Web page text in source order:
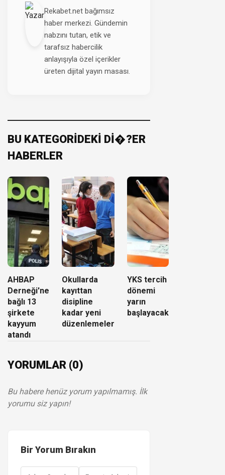
Rekabet.net bağımsız
haber merkezi. Gündemin
nabzını tutan, etik ve
tarafsız habercilik
anlayışıyla özel içerikler
üreten dijital yayın masası.
BU KATEGORİDEKİ Dİ�?ER
HABERLER
AHBAP
Derneği'ne
bağlı 13
şirkete
kayyum
atandı
Okullarda
kayıttan
disipline
kadar yeni
düzenlemeler
YKS tercih
dönemi
yarın
başlayacak
YORUMLAR (0)
Bu habere henüz yorum yapılmamış. İlk
yorumu siz yapın!
Bir Yorum Bırakın